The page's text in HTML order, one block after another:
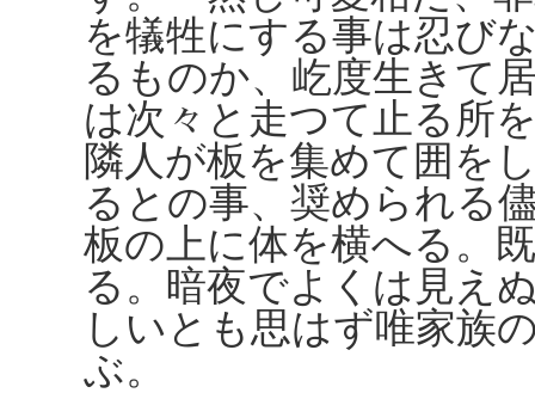
を犠牲にする事は忍び
るものか、屹度生きて
は次々と走つて止る所
隣人が板を集めて囲を
るとの事、奨められる
板の上に体を横へる。
る。暗夜でよくは見え
しいとも思はず唯家族
ぶ。